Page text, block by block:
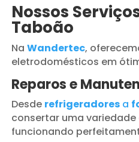
Nossos
Taboão
NaWandertec,
eletrodomésticos em
Reparos e
Desde refrigeradores a
consertar uma
funcionando